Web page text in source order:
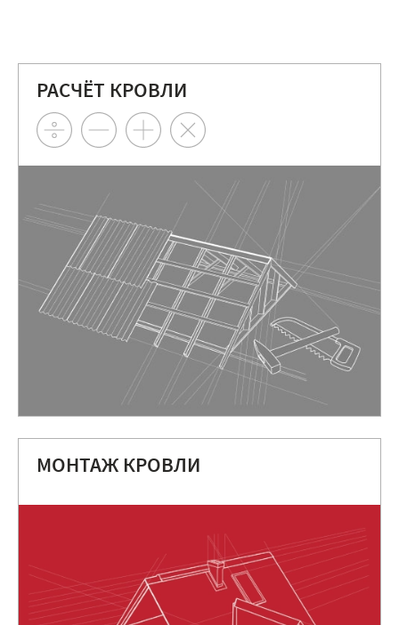
РАСЧЁТ КРОВЛИ
МОНТАЖ КРОВЛИ